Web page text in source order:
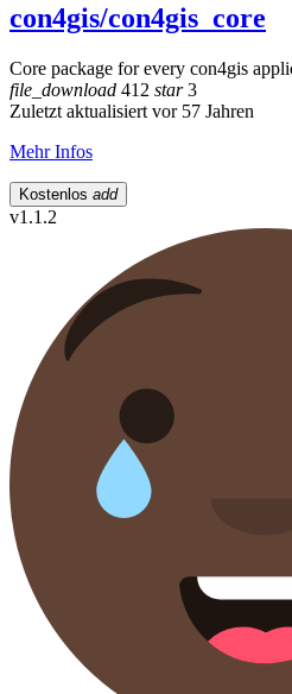
con4gis/con4gis_core
Core package for every con4gis
file_download 412 star3
Zuletzt aktualisiert vor 57 Jahren
Mehr Infos
Kostenlos add
v1.1.2